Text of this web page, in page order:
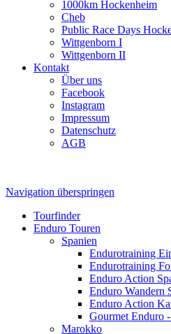
1000km Hockenheim
Cheb
Public Race Days
Wittgenborn I
Wittgenborn II
Kontakt
Über uns
Facebook
Instagram
Impressum
Datenschutz
AGB
Navigation überspringen
Tourfinder
Enduro Touren
Spanien
Endurotraining
Endurotraining
Enduro Action
Enduro Wandern
Enduro Action
Gourmet Enduro
Marokko